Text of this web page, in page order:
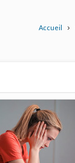
Accueil